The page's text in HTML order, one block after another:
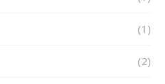
(1)
(2)